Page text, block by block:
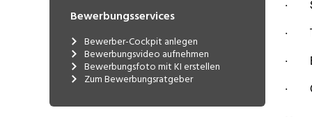
Ihnen einen Überblick über unsere
Fähigkeiten, unser Unternehmensleitbild
beschreibt unsere Werte.
Bewerbungsservices
Bewerber-Cockpit anlegen
Bewerbungsvideo aufnehmen
Bewerbungsfoto mit KI erstellen
Zum Bewerbungsratgeber